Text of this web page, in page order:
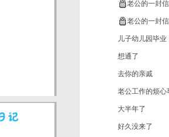
老公的一封信
老公的一封信
儿子幼儿园毕业
想通了
去你的亲戚
老公工作的烦心
大半年了
好久没来了